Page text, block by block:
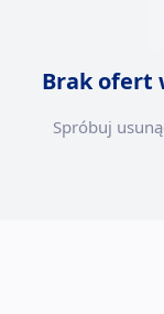
Brak ofert
Spróbuj